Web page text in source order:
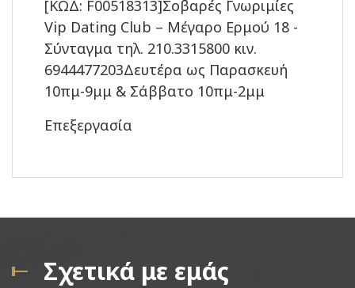
[ΚΩΔ: F00518313]Σοβαρές Γνωριμίες
Vip Dating Club – Μέγαρο Ερμού 18 -
Σύνταγμα τηλ. 210.3315800 κιν.
6944477203Δευτέρα ως Παρασκευή
10πμ-9μμ & Σάββατο 10πμ-2μμ
Επεξεργασία
Σχετικά με εμάς